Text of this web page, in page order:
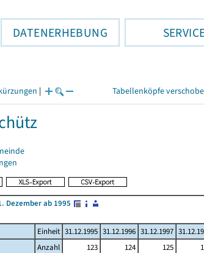
DATENERHEBUNG
| Tabellenköpfe
Dezember ab 1995
Einheit 31.12.1995 31.12.1996 31.12.1997
Anzahl 123 124 125